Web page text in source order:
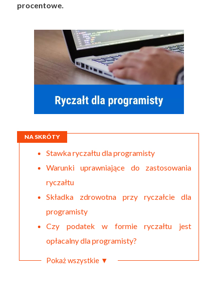
procentowe.
NA SKRÓTY
Stawka ryczałtu dla programisty
Warunki uprawniające do zastosowania
ryczałtu
Składka zdrowotna przy ryczałcie dla
programisty
Czy podatek w formie ryczałtu jest
opłacalny dla programisty?
Pokaż wszystkie ▼